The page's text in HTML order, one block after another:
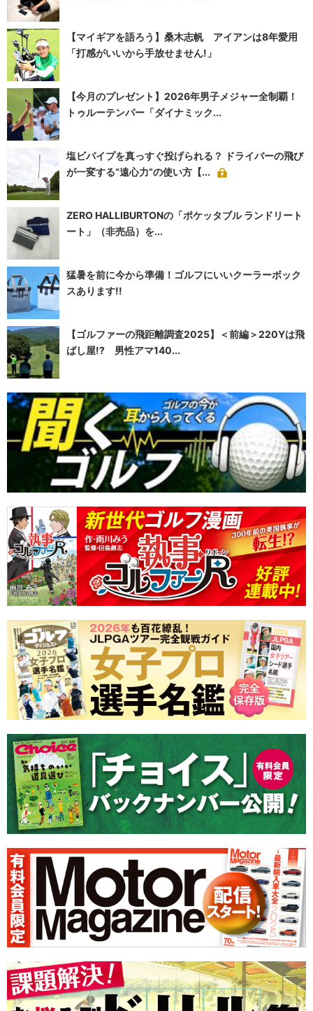
【マイギアを語ろう】桑木志帆 アイアンは8年愛用
「打感がいいから手放せません!」
【今月のプレゼント】2026年男子メジャー全制覇！
トゥルーテンパー「ダイナミック...
塩ビパイプを真っすぐ投げられる？ ドライバーの飛び
が一変する“遠心力”の使い方【...
ZERO HALLIBURTONの「ポケッタブル ランドリート
ート」（非売品）を...
猛暑を前に今から準備！ゴルフにいいクーラーボック
スあります!!
【ゴルファーの飛距離調査2025】＜前編＞220Yは飛
ばし屋!? 男性アマ140...